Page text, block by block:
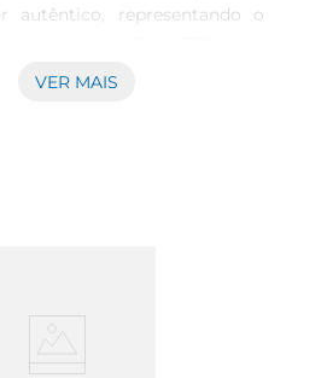
autêntico, representando o
este rótulo é a escolha
evidenciando sua
VER MAIS